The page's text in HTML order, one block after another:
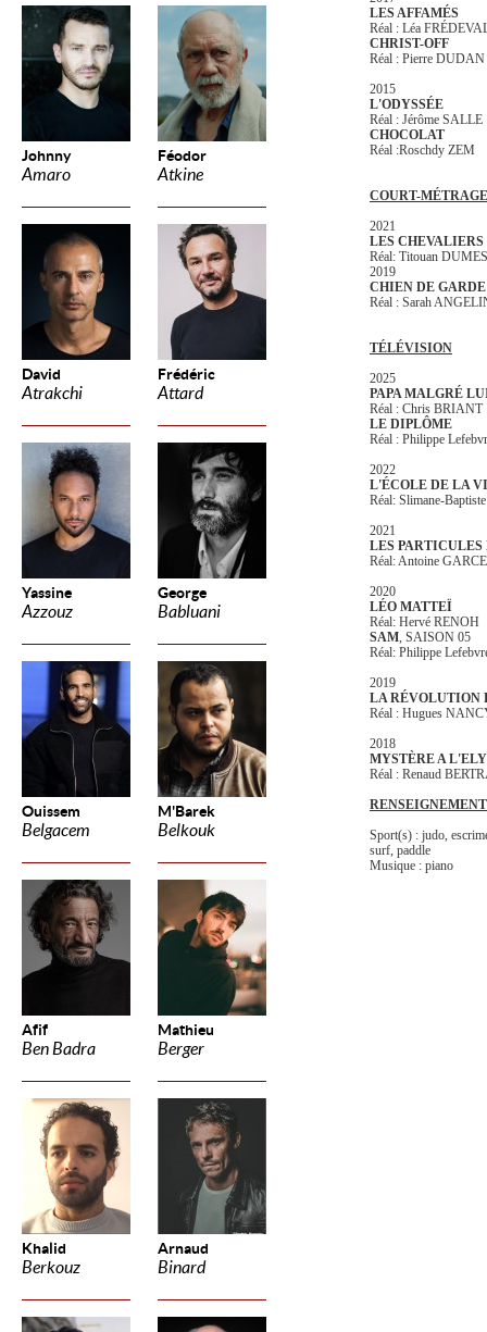
Johnny
Amaro
Féodor
Atkine
David
Atrakchi
Frédéric
Attard
Yassine
Azzouz
George
Babluani
Ouissem
Belgacem
M'Barek
Belkouk
Afif
Ben Badra
Mathieu
Berger
Khalid
Berkouz
Arnaud
Binard
LES AFFAMÉS
Réal : Léa
CHRIST-OFF
Réal : Pierre DUDAN
2015
L'ODYSSÉE
Réal : Jérôme SALLE
CHOCOLAT
Réal :Roschdy ZEM
COURT-MÉTRAGE
2021
LES CHEVALIERS
Réal: Titouan
2019
CHIEN DE GARDE
Réal : Sarah
TÉLÉVISION
2025
PAPA MALGRÉ
Réal : Chris BRIANT
LE DIPLÔME
Réal : Philippe
2022
L'ÉCOLE DE LA
Réal: Slimane-
2021
LES
Réal: Antoine
2020
LÉO MATTEÏ
Réal: Hervé RENOH
SAM, SAISON 05
Réal: Philippe
2019
LA RÉVOLUTION
Réal : Hugues
2018
MYSTÈRE A
Réal : Renaud
Sport(s) : judo,
surf, paddle
Musique : piano